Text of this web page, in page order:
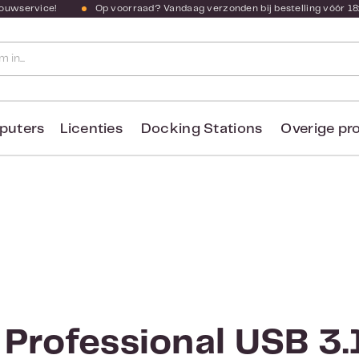
Op voorraad? Vandaag verzonden bij bestelling vóór
Licenties Docking Stations Overige
USB